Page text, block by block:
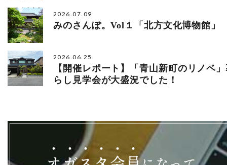
2026.07.09
みのさんぽ。Vol１「北方文化博物館」
2026.06.25
【開催レポート】「青山新町のリノベ
らし見学会が大盛況でした！